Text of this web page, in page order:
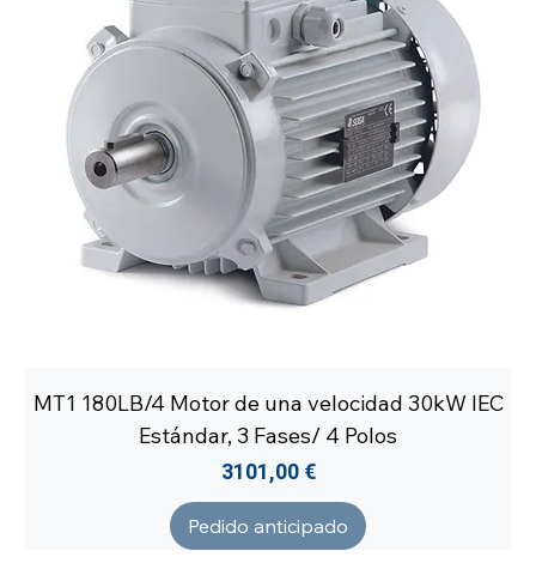
MT1 180LB/4 Motor de una velocidad 30kW IEC
Estándar, 3 Fases/ 4 Polos
Precio
3101,00 €
Pedido anticipado